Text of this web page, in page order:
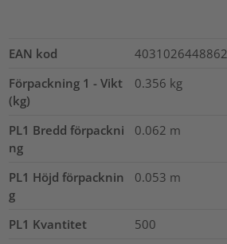
EAN kod
4031026448862
Förpackning 1 - Vikt
(kg)
0.356 kg
PL1 Bredd förpackni
ng
0.062 m
PL1 Höjd förpacknin
g
0.053 m
PL1 Kvantitet
500